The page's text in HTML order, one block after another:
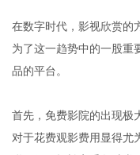
在数字时代，影视欣赏的
为了这一趋势中的一股重
品的平台。
首先，免费影院的出现极
对于花费观影费用显得尤